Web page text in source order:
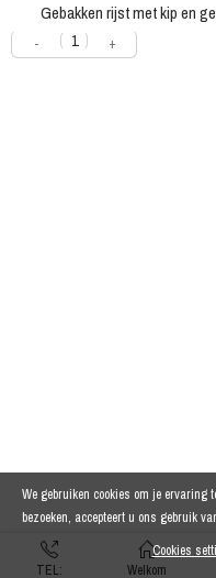
Gebakken rijst met kip en
- +
TEL: Welkom
We gebruiken cookies om je ervaring
bezoeken, accepteert u ons gebruik
Cookies